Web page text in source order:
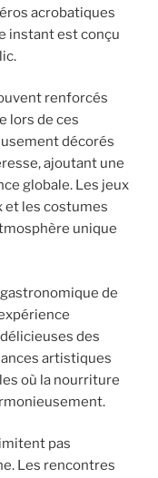
acrobatiques
instant est conçu
renforcés
lors de ces
décorés
ajoutant une
globale. Les jeux
et les costumes
unique
gastronomique de
des
artistiques
où la nourriture
pas
Les rencontres